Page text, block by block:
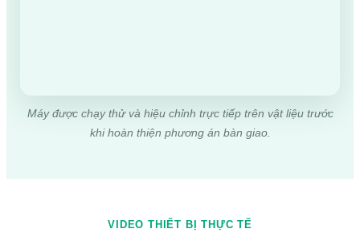
Máy được chạy thử và hiệu chỉnh trực tiếp trên vật liệu trước
khi hoàn thiện phương án bàn giao.
VIDEO THIẾT BỊ THỰC TẾ